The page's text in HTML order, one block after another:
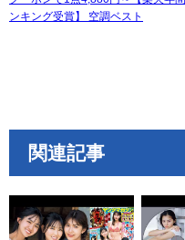
ンキング受賞】 空調ベスト
関連記事